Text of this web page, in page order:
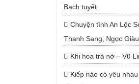
Bạch tuyết
Chuyện tình An Lộc
Thanh Sang, Ngọc Giàu
Khi hoa trà nở – Vũ
Kiếp nào có yêu